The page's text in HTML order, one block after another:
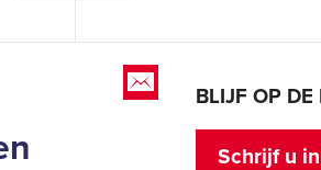
BLIJF OP DE
Schrijf u